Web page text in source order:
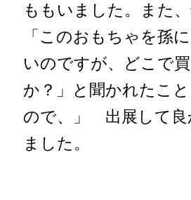
ももいました。また
「このおもちゃを孫
いのですが、どこで
か？」と聞かれたこ
ので、」 出展して良
ました。